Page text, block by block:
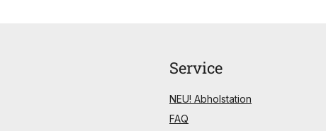
Service
NEU! Abholstation
FAQ